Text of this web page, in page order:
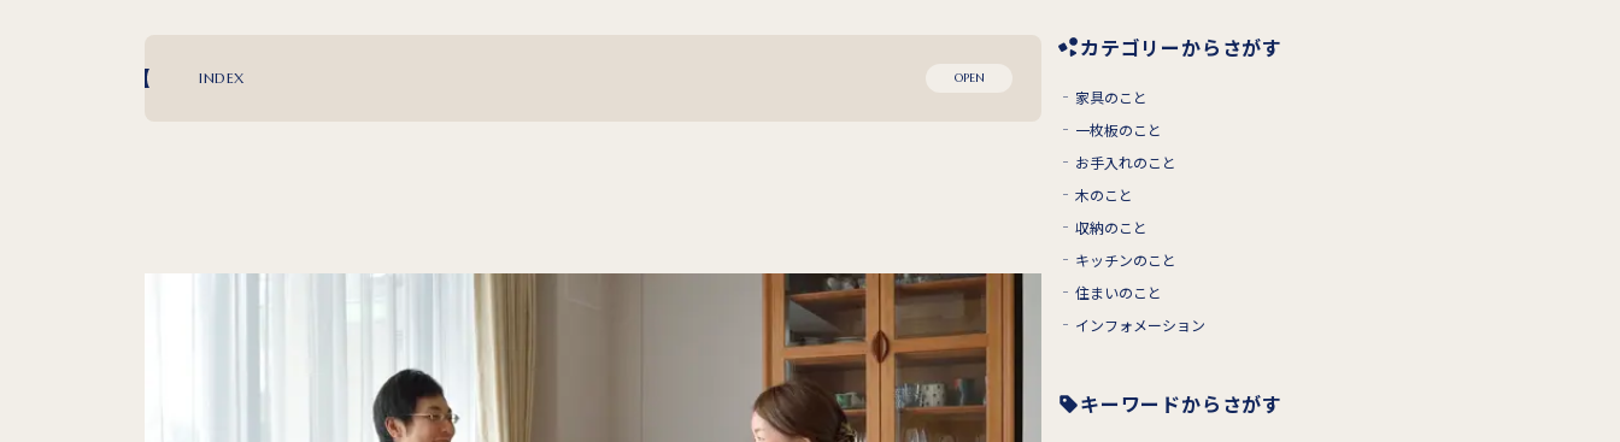
INDEX OPEN
カテゴリーからさがす
家具のこと
一枚板のこと
お手入れのこと
木のこと
収納のこと
キッチンのこと
住まいのこと
インフォメーション
キーワードからさがす